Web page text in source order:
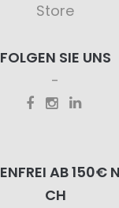
Store
FOLGEN SIE UNS
AB 150€
CH